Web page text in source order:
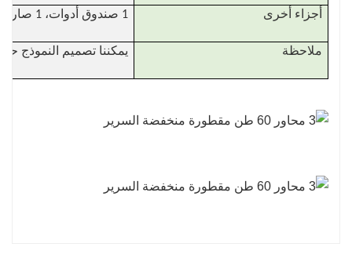
أجزاء أخرى 1 صندوق أدوات، 1 صاروخ إطار احتياطي
ملاحظة يمكننا تصميم النموذج